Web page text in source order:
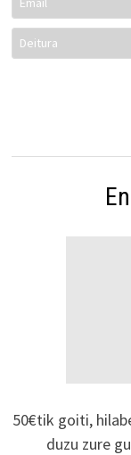
50€tik goiti,
duzu zure